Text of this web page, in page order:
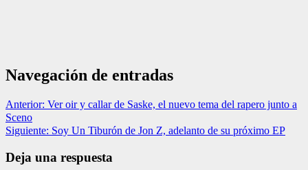
Navegación de entradas
Anterior: Ver oir y callar de Saske, el nuevo tema del rapero junto a
Sceno
Siguiente: Soy Un Tiburón de Jon Z, adelanto de su próximo EP
Deja una respuesta